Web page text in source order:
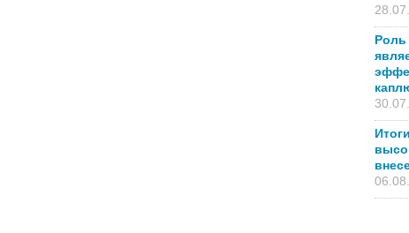
Роль